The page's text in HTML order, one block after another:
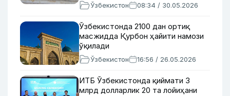
Ўзбекистон 08:34 / 30.05.2026
Ўзбекистонда 2100 дан ортиқ
масжидда Қурбон ҳайити намози
ўқилади
Ўзбекистон 16:56 / 26.05.2026
ИТБ Ўзбекистонда қиймати 3
млрд долларлик 20 та лойиҳани